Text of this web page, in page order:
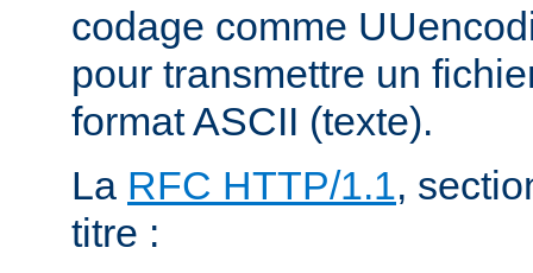
codage comme
pour transmettre un
format ASCII (texte).
La RFC HTTP/1.1,
titre :